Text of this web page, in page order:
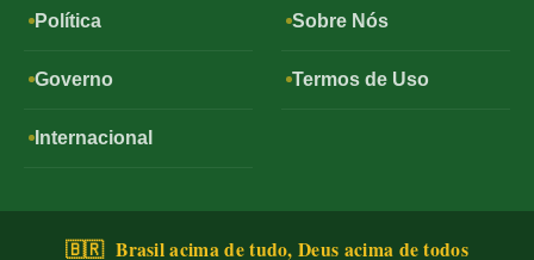
Política
Governo
Internacional
Sobre Nós
Termos de Uso
🇧🇷 Brasil acima de tudo, Deus acima de todos